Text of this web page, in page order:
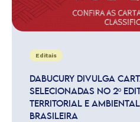
Editais
DABUCURY DIVULGA
SELECIONADAS NO 2º
TERRITORIAL E
BRASILEIRA